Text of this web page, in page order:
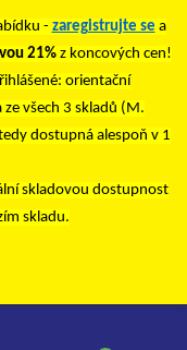
- zaregistrujte se a
21% z koncových cen!
orientační
všech 3 skladů (M.
dostupná alespoň v 1
skladovou dostupnost
skladu.